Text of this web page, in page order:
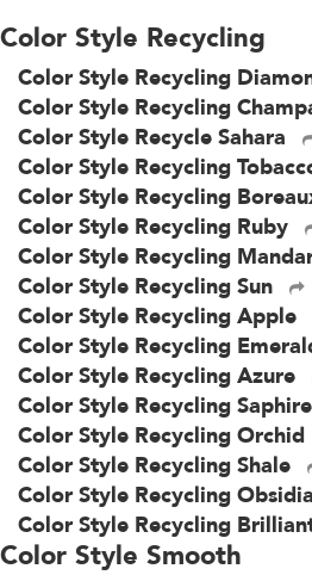
Color Style Recycling
Color Style Recycling
Color Style Recycling
Color Style Recycle Sahara
Color Style Recycling
Color Style Recycling
Color Style Recycling Ruby
Color Style Recycling
Color Style Recycling Sun
Color Style Recycling Apple
Color Style Recycling
Color Style Recycling Azure
Color Style Recycling Saphire
Color Style Recycling Orchid
Color Style Recycling Shale
Color Style Recycling
Color Style Recycling
Color Style Smooth